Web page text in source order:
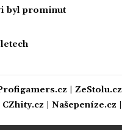
byl prominut
ZeStolu.cz
CZhity.cz Našepeníze.cz